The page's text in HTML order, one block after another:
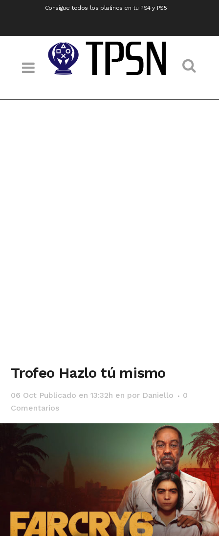
Consigue todos los platinos en tu PS4 y PS5
Trofeo Hazlo tú mismo
06 Oct Publicado en 13:32h en por Daniello
0
Comentarios